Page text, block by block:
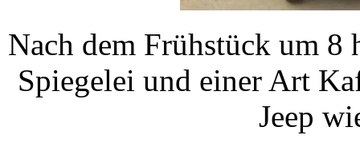
Nach dem Frühstück um 8
Spiegelei und einer Art
Jeep